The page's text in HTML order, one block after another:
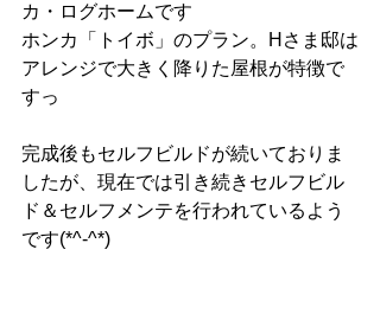
カ・ログホームです
ホンカ「トイボ」のプラン。Hさま邸は
アレンジで大きく降りた屋根が特徴で
すっ
完成後もセルフビルドが続いておりま
したが、現在では引き続きセルフビル
ド＆セルフメンテを行われているよう
です(*^-^*)